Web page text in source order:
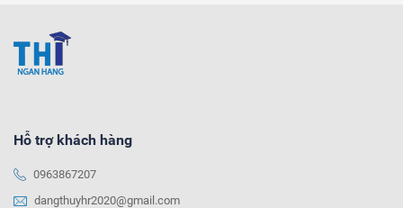
Hỗ trợ khách hàng
0963867207
dangthuyhr2020@gmail.com